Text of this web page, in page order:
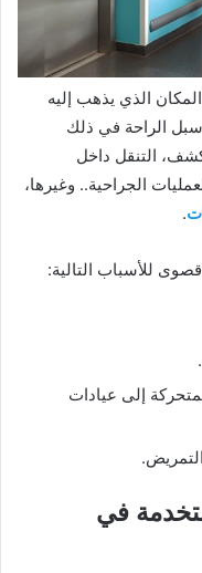
الذي يذهب إليه
الراحة في ذلك
التنقل داخل
الجراحية.. وغيرها،
.
للأسباب التالية:
إلى عيادات
في